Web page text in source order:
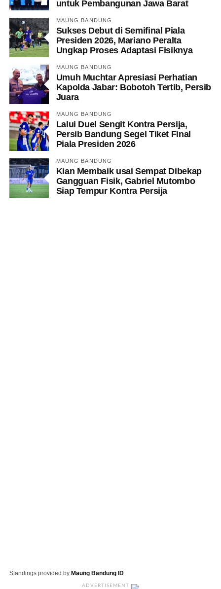
untuk Pembangunan Jawa Barat
MAUNG BANDUNG
Sukses Debut di Semifinal Piala
Presiden 2026, Mariano Peralta
Ungkap Proses Adaptasi Fisiknya
MAUNG BANDUNG
Umuh Muchtar Apresiasi Perhatian
Kapolda Jabar: Bobotoh Tertib, Persib
Juara
MAUNG BANDUNG
Lalui Duel Sengit Kontra Persija,
Persib Bandung Segel Tiket Final
Piala Presiden 2026
MAUNG BANDUNG
Kian Membaik usai Sempat Dibekap
Gangguan Fisik, Gabriel Mutombo
Siap Tempur Kontra Persija
Standings provided by Maung Bandung ID
ADVERTISEMENT